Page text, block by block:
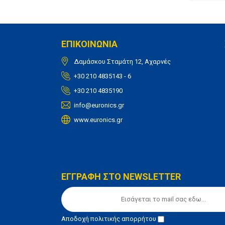
ΕΠΙΚΟΙΝΩΝΙΑ
Δαμάσκου Σταμάτη 12, Αχαρνές
+30 210 4835143 - 6
+30 210 4835190
info@euronics.gr
www.euronics.gr
ΕΓΓΡΑΦΗ ΣΤΟ NEWSLETTER
Αποδοχήπολιτικής απορρήτου